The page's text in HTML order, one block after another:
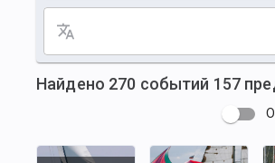
Найдено 270 событий 157